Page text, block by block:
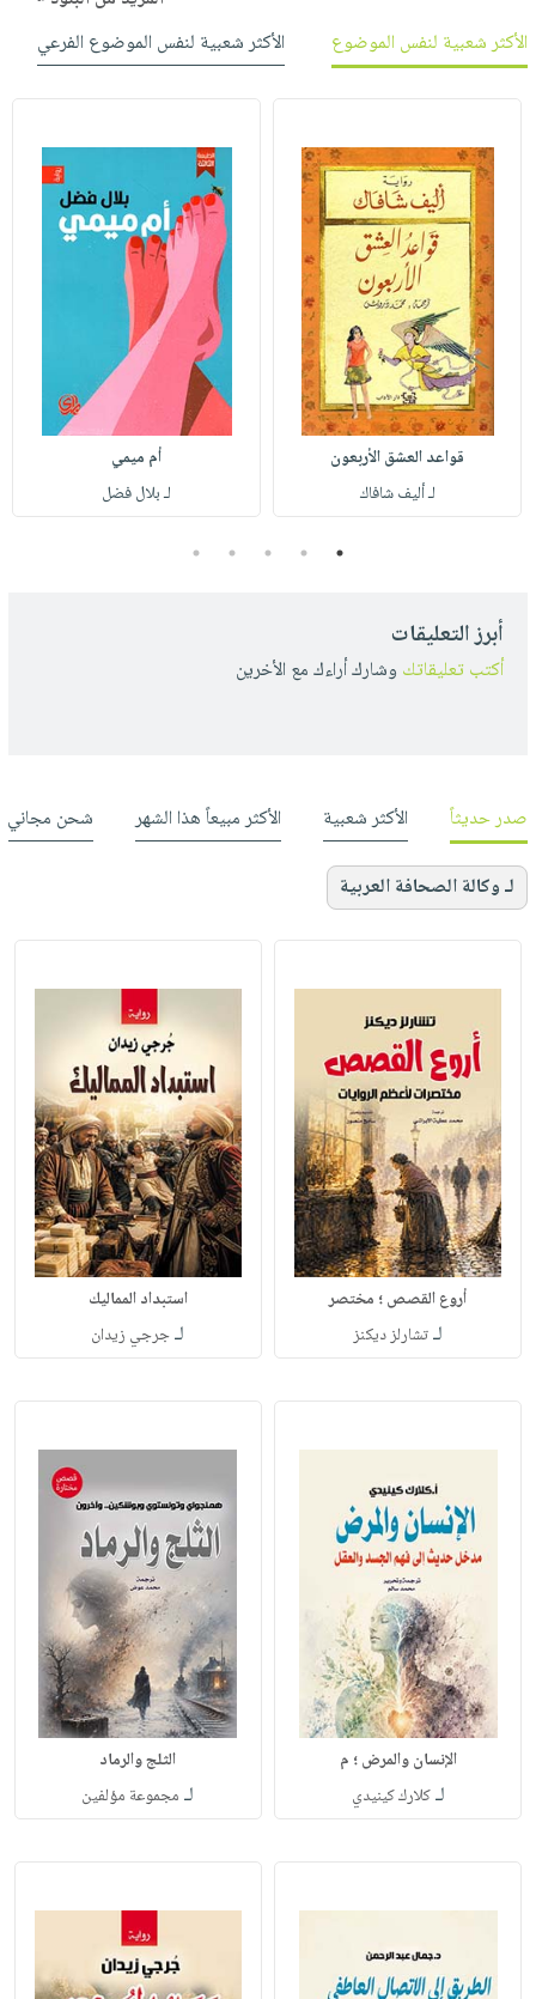
الأكثر شعبية لنفس الموضوع
الأكثر شعبية لنفس الموضوع الفرعي
قواعد العشق الأربعون
لـ أليف شافاك
أم ميمي
لـ بلال فضل
1
2
3
4
5
أبرز التعليقات
أكتب تعليقاتك وشارك أراءك مع الأخرين
صدر حديثاً الأكثر شعبية الأكثر مبيعاً هذا الشهر شحن مجاني
لـ وكالة الصحافة العربية
أروع القصص ؛ مختصر
لـتشارلز ديكنز
استبداد المماليك
لـجرجي زيدان
الإنسان والمرض ؛ م
لـكلارك كينيدي
الثلج والرماد
لـ مجموعة مؤلفين